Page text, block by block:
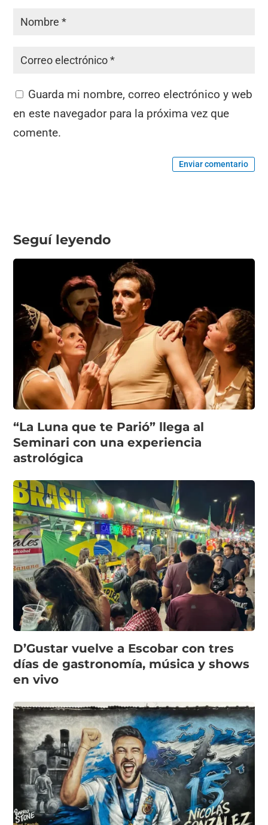
Guarda mi nombre, correo electrónico y web
en este navegador para la próxima vez que
comente.
Enviar comentario
Seguí leyendo
“La Luna que te Parió” llega al
Seminari con una experiencia
astrológica
D’Gustar vuelve a Escobar con tres
días de gastronomía, música y shows
en vivo